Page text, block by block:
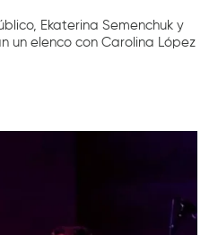
Ekaterina Semenchuk y
un elenco con Carolina López